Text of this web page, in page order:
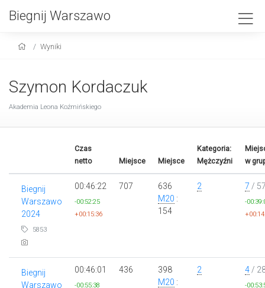
Biegnij Warszawo
Wyniki
Szymon Kordaczuk
Akademia Leona Koźmińskiego
Czas
netto
Miejsce Miejsce
Kategoria:
Mężczyźni
w
Biegnij
Warszawo
2024
5853
00:46:22
-00:52:25
+00:15:36
707
636
M20 :
154
2 7 /
-
Biegnij
Warszawo
00:46:01
-00:55:38
436
398
M20 :
2 4 /
-